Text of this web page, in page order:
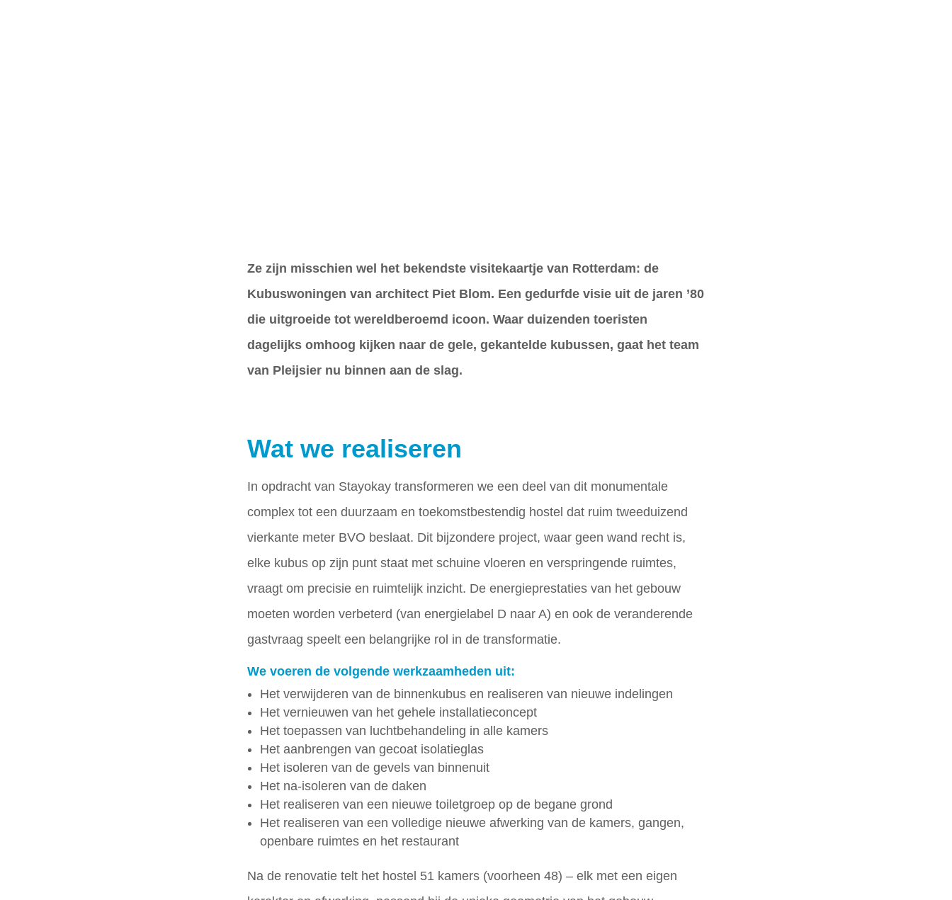
Ze zijn misschien wel het bekendste visitekaartje van Rotterdam: de
Kubuswoningen van architect Piet Blom. Een gedurfde visie uit de jaren ’80
die uitgroeide tot wereldberoemd icoon. Waar duizenden toeristen
dagelijks omhoog kijken naar de gele, gekantelde kubussen, gaat het team
van Pleijsier nu binnen aan de slag.
Wat we realiseren
In opdracht van Stayokay transformeren we een deel van dit monumentale
complex tot een duurzaam en toekomstbestendig hostel dat ruim tweeduizend
vierkante meter BVO beslaat. Dit bijzondere project, waar geen wand recht is,
elke kubus op zijn punt staat met schuine vloeren en verspringende ruimtes,
vraagt om precisie en ruimtelijk inzicht. De energieprestaties van het gebouw
moeten worden verbeterd (van energielabel D naar A) en ook de veranderende
gastvraag speelt een belangrijke rol in de transformatie.
We voeren de volgende werkzaamheden uit:
Het verwijderen van de binnenkubus en realiseren van nieuwe indelingen
Het vernieuwen van het gehele installatieconcept
Het toepassen van luchtbehandeling in alle kamers
Het aanbrengen van gecoat isolatieglas
Het isoleren van de gevels van binnenuit
Het na-isoleren van de daken
Het realiseren van een nieuwe toiletgroep op de begane grond
Het realiseren van een volledige nieuwe afwerking van de kamers, gangen,
openbare ruimtes en het restaurant
Na de renovatie telt het hostel 51 kamers (voorheen 48) – elk met een eigen